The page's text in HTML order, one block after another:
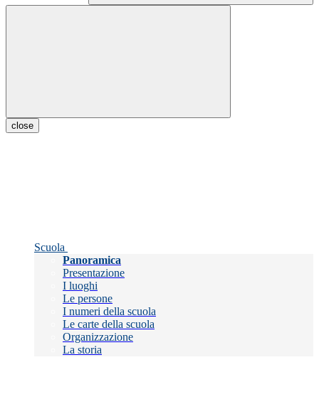
close
Scuola
Panoramica
Presentazione
I luoghi
Le persone
I numeri della scuola
Le carte della scuola
Organizzazione
La storia